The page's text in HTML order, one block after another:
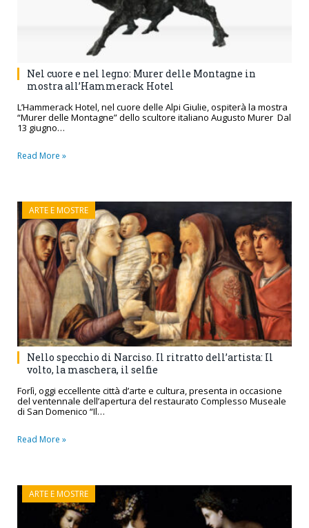
Nel cuore e nel legno: Murer delle Montagne in
mostra all’Hammerack Hotel
L’Hammerack Hotel, nel cuore delle Alpi Giulie, ospiterà la mostra
“Murer delle Montagne” dello scultore italiano Augusto Murer Dal
13 giugno…
Read More »
ARTE E MOSTRE
Nello specchio di Narciso. Il ritratto dell’artista: Il
volto, la maschera, il selfie
Forlì, oggi eccellente città d’arte e cultura, presenta in occasione
del ventennale dell’apertura del restaurato Complesso Museale
di San Domenico “Il…
Read More »
ARTE E MOSTRE